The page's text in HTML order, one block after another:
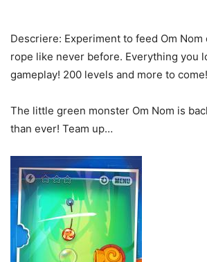
Descriere: Experiment to feed Om Nom
rope like never before. Everything you
gameplay! 200 levels and more to come!
The little green monster Om Nom is
than ever! Team up…